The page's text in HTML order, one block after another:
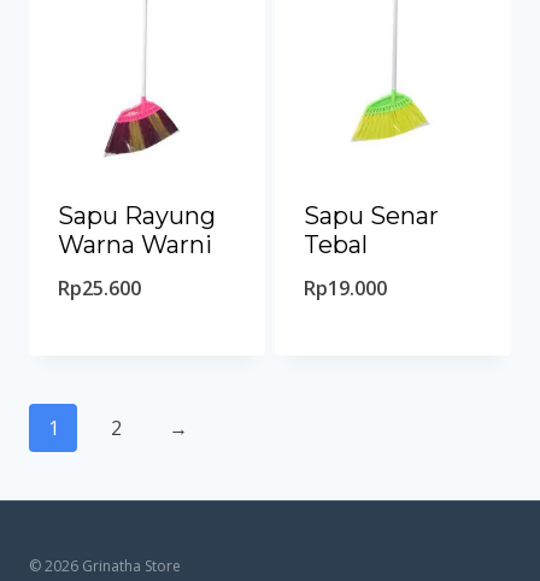
Sapu Rayung
Warna Warni
Rp25.600
Sapu Senar
Tebal
Rp19.000
1 2 →
© 2026 Grinatha Store